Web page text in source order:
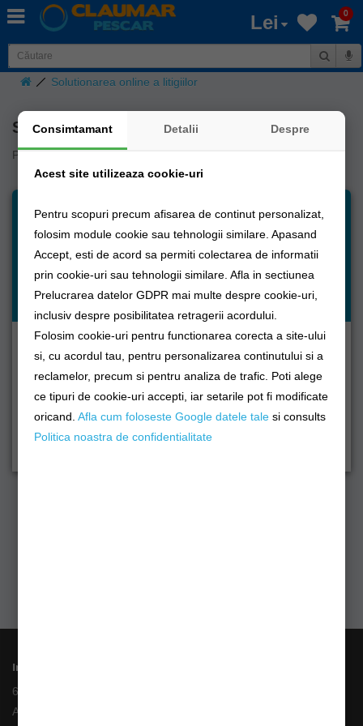
Lei 0
Solutionarea online a litigiilor
Solutionarea online a litigiilor
Pentru a accesa Solutionarea online a litigiilor
Inscrie-te acum și vei fi la
curent cu noutățile!
Alăturați-vă listei noastre de notificări pentru a primi
ultimele actualizări și reduceri din magazinul nostru.
INSCRIE-TE!
Consimtamant Detalii Despre
Acest site utilizeaza cookie-uri
Pentru scopuri precum afisarea de continut personalizat,
folosim module cookie sau tehnologii similare. Apasand
Accept, esti de acord sa permiti colectarea de informatii
prin cookie-uri sau tehnologii similare. Afla in sectiunea
Prelucrarea datelor GDPR mai multe despre cookie-uri,
inclusiv despre posibilitatea retragerii acordului.
Folosim cookie-uri pentru functionarea corecta a site-ului
si, cu acordul tau, pentru personalizarea continutului si a
reclamelor, precum si pentru analiza de trafic. Poti alege
ce tipuri de cookie-uri accepti, iar setarile pot fi modificate
oricand.Afla cum foloseste Google datele tale si consults
Politica noastra de confidentialitate
Informații
6 Rate fara Dobanda
Angajari